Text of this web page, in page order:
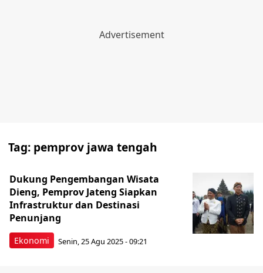
Tag: pemprov jawa tengah
Ekonomi
Dukung Pengembangan Wisata
Dieng, Pemprov Jateng Siapkan
Infrastruktur dan Destinasi
Penunjang
Senin, 25 Agu 2025 - 09:21